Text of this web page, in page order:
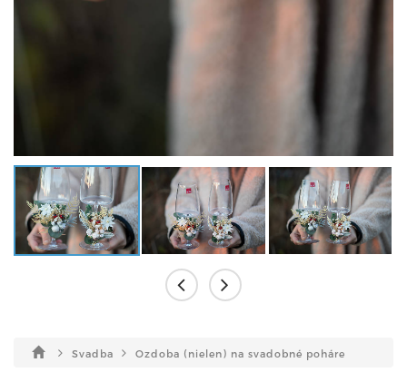
Svadba Ozdoba (nielen) na svadobné poháre